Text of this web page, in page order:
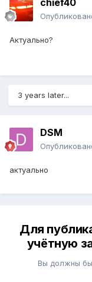
chief40
Актуально?
3 years later...
DSM
актуально
Для
учётную
Вы должны